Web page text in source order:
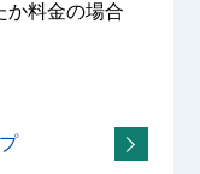
料金の場合